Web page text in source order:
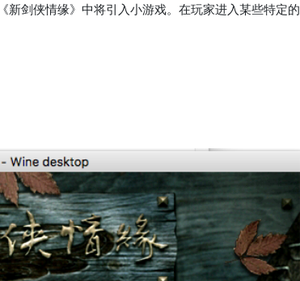
剑侠情缘》中将引入小游戏。在玩家进入某些特定的